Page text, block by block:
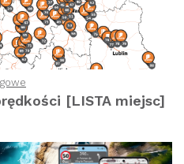
[LISTA miejsc]